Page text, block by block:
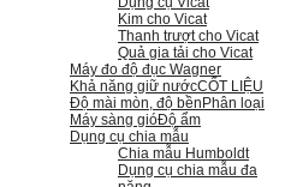
Kim cho Vicat
Thanh trượt cho Vicat
Quả gia tải cho Vicat
Máy đo độ đục Wagner
Khả năng giữ nướcCỐT LIỆU
Độ mài mòn, độ bền Phân loại
Máy sàng gióĐộ ẩm
Dụng cụ chia mẫu
Chia mẫu Humboldt
Dụng cụ chia mẫu đa